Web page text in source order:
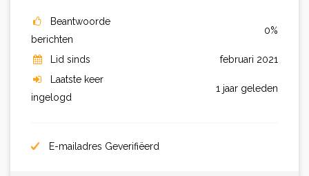
Beantwoorde
berichten
0%
Lid sinds
februari 2021
Laatste keer
ingelogd
1 jaar geleden
E-mailadres Geverifiëerd